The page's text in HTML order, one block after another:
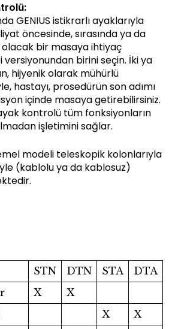
GENIUS istikrarlı ayaklarıyla
öncesinde, sırasında ya da
olacak bir masaya ihtiyaç
versiyonundan birini seçin. İki ya
hijyenik olarak mühürlü
hastayı, prosedürün son adımı
içinde masaya getirebilirsiniz.
kontrolü tüm fonksiyonların
işletimini sağlar.
modeli teleskopik kolonlarıyla
(kablolu ya da kablosuz)
STN DTN STA
DTA
X
X
X
X